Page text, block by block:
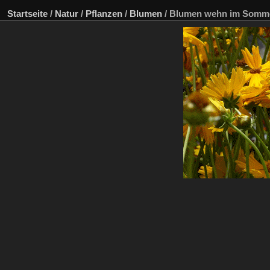
Startseite / Natur / Pflanzen / Blumen / Blumen wehn im